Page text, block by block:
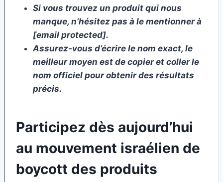
Si vous trouvez un produit qui nous
manque, n’hésitez pas à le mentionner à
[email protected].
Assurez-vous d’écrire le nom exact, le
meilleur moyen est de copier et coller le
nom officiel pour obtenir des résultats
précis.
Participez dès aujourd’hui
au mouvement israélien de
boycott des produits